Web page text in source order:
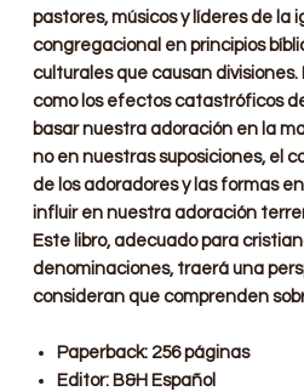
pastores, músicos y líderes de la
congregacional en principios
culturales que causan
como los efectos catastróficos
basar nuestra adoración en la
no en nuestras suposiciones, el
de los adoradores y las formas
influir en nuestra adoración
Este libro, adecuado para
denominaciones, traerá una
consideran que comprenden
Paperback: 256 páginas
Editor: B&H Español